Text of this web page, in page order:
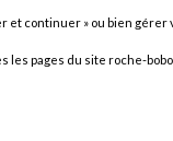
Prix hors
et continuer » ou bien gérer
les pages du site roche-